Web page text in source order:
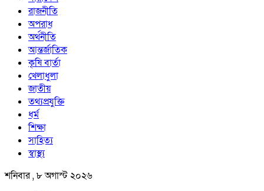
রাজনীতি
অপরাধ
অর্থনীতি
আন্তর্জাতিক
কৃষি বার্তা
খেলাধুলা
জাতীয়
তথ্যপ্রযুক্তি
ধর্ম
শিক্ষা
সাহিত্য
স্বাস্থ্য
শনিবার , ৮ অগাস্ট ২০২৬